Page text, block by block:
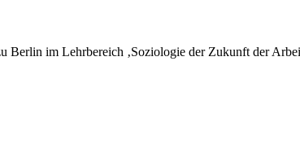
im Lehrbereich ‚Soziologie der Zukunft der